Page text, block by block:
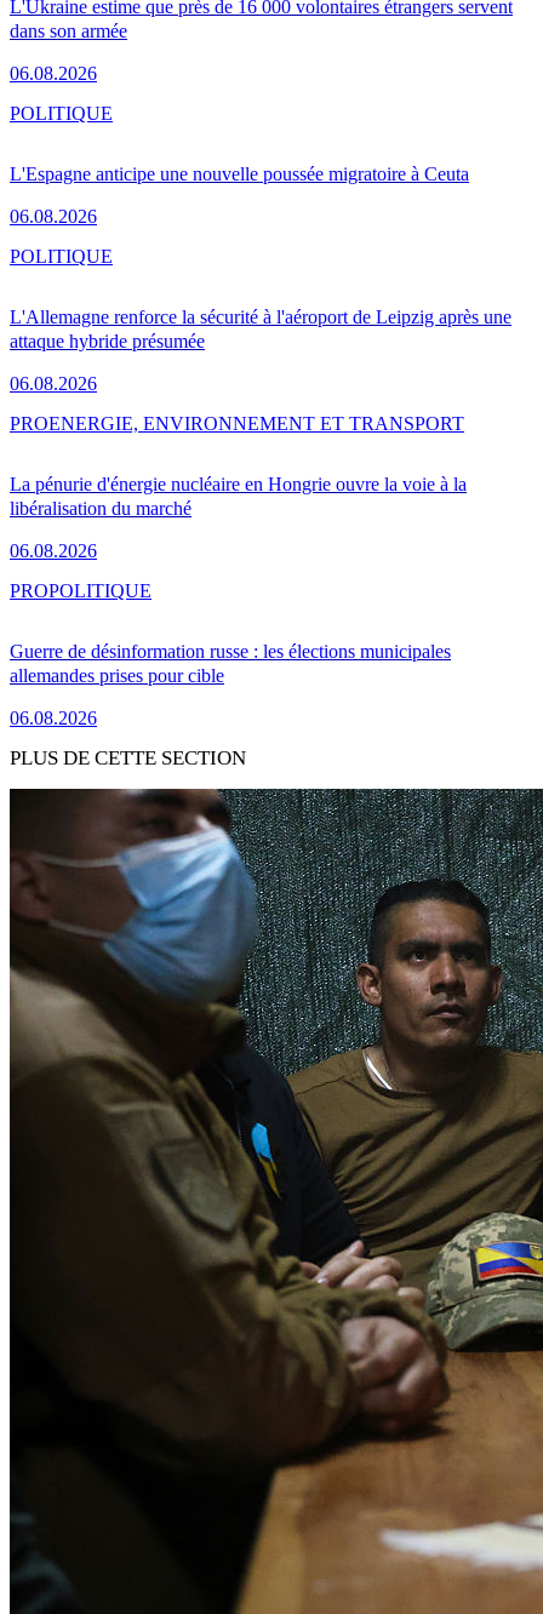
L'Ukraine estime que près de 16 000 volontaires étrangers servent
dans son armée
06.08.2026
L'Espagne anticipe une nouvelle poussée migratoire à Ceuta
06.08.2026
POLITIQUE
L'Allemagne renforce la sécurité à l'aéroport de Leipzig après une
attaque hybride présumée
06.08.2026
POLITIQUE
La pénurie d'énergie nucléaire en Hongrie ouvre la voie à la
libéralisation du marché
06.08.2026
PROENERGIE, ENVIRONNEMENT ET TRANSPORT
Guerre de désinformation russe : les élections municipales
allemandes prises pour cible
06.08.2026
PROPOLITIQUE
PLUS DE CETTE SECTION